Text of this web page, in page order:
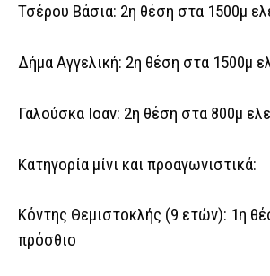
Τσέρου Βάσια: 2η θέση στα 1500μ
Δήμα Αγγελική: 2η θέση στα 1500μ
Γαλούσκα Ιοαν: 2η θέση στα 800μ
Κατηγορία μίνι και προαγωνιστικά:
Κόντης Θεμιστοκλής (9 ετών): 1η
πρόσθιο